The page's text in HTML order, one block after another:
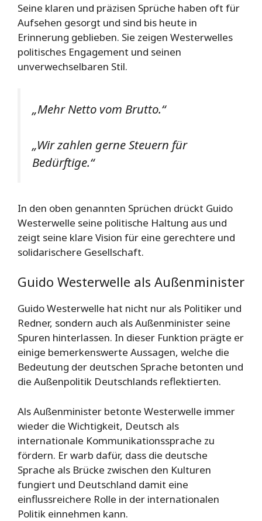
Seine klaren und präzisen Sprüche haben oft für
Aufsehen gesorgt und sind bis heute in
Erinnerung geblieben. Sie zeigen Westerwelles
politisches Engagement und seinen
unverwechselbaren Stil.
„Mehr Netto vom Brutto.“
„Wir zahlen gerne Steuern für
Bedürftige.“
In den oben genannten Sprüchen drückt Guido
Westerwelle seine politische Haltung aus und
zeigt seine klare Vision für eine gerechtere und
solidarischere Gesellschaft.
Guido Westerwelle als Außenminister
Guido Westerwelle hat nicht nur als Politiker und
Redner, sondern auch als Außenminister seine
Spuren hinterlassen. In dieser Funktion prägte er
einige bemerkenswerte Aussagen, welche die
Bedeutung der deutschen Sprache betonten und
die Außenpolitik Deutschlands reflektierten.
Als Außenminister betonte Westerwelle immer
wieder die Wichtigkeit, Deutsch als
internationale Kommunikationssprache zu
fördern. Er warb dafür, dass die deutsche
Sprache als Brücke zwischen den Kulturen
fungiert und Deutschland damit eine
einflussreichere Rolle in der internationalen
Politik einnehmen kann.